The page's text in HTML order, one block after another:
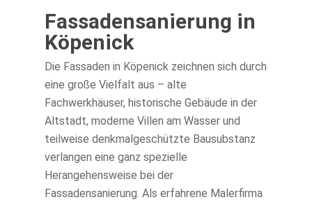
Fassadensanierung in
Köpenick
Die Fassaden in Köpenick zeichnen sich durch
eine große Vielfalt aus – alte
Fachwerkhäuser, historische Gebäude in der
Altstadt, moderne Villen am Wasser und
teilweise denkmalgeschützte Bausubstanz
verlangen eine ganz spezielle
Herangehensweise bei der
Fassadensanierung. Als erfahrene Malerfirma